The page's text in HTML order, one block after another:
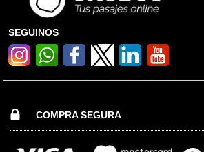
SEGUINOS
COMPRA SEGURA